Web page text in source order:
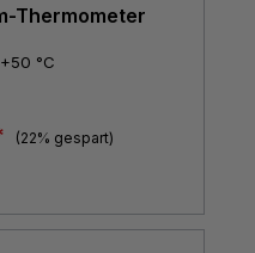
Thermometer
°C
(22% gespart)